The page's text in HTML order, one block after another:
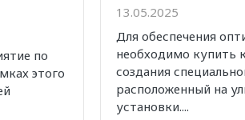
по
этого
13.05.2025
Для обеспечения
необходимо купить
создания
расположенный на
установки....